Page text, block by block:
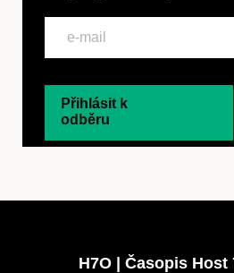
Přihlásit k
odběru
H7O | Časopis